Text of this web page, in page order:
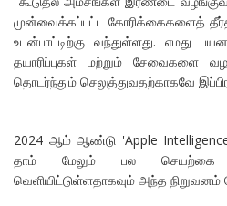
முன்வைக்கப்பட்ட கோரிக்கைகளைத்
உடன்பாட்டிற்கு வந்துள்ளது. எமது
தயாரிப்புகள் மற்றும் சேவைகளை
தொடர்ந்தும் செலுத்துவதற்காகவே
2024 ஆம் ஆண்டு 'Apple Intelligence'
தாம் மேலும் பல செயற்கை
வெளியிட்டுள்ளதாகவும் அந்த நிறுவனம்